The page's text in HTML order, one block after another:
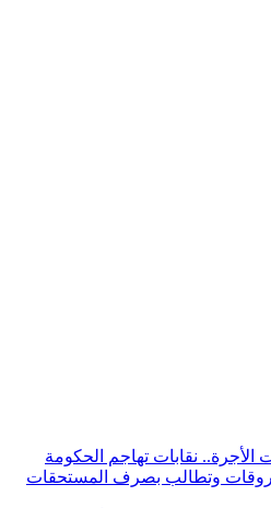
نقابات تهاجم الحكومة
وتطالب بصرف المستحقات